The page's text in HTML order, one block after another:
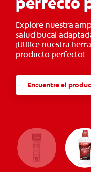
Explore nuestra
salud bucal
¡Utilice nuestra
producto perfecto!
Encuentre el